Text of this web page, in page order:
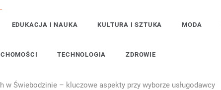
EDUKACJA I NAUKA KULTURA I SZTUKA MODA
TECHNOLOGIA ZDROWIE
w Świebodzinie – kluczowe aspekty przy wyborze usługodawcy